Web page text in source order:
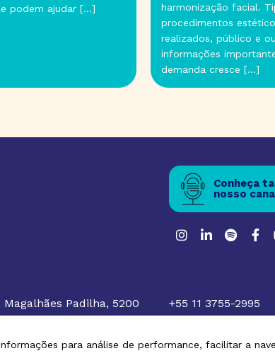
ajudar […]
harmonização facial. Tipos de
procedimentos estéticos
realizados, público e outras
informações importantes. A
demanda cresce […]
Magalhães Padilha, 5200
Conheça
nosso
+55 11 3755-2995
para análise de performance, facilitar a